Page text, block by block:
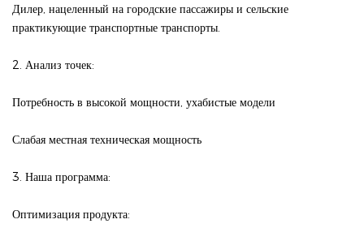
Дилер, нацеленный на городские пассажиры и сельские
практикующие транспортные транспорты.
2. Анализ точек:
Потребность в высокой мощности, ухабистые модели
Слабая местная техническая мощность
3. Наша программа:
Оптимизация продукта: